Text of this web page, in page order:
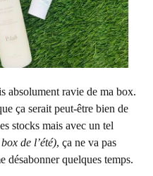
absolument ravie de ma box.
ça serait peut-être bien de
stocks mais avec un tel
de l’été), ça ne va pas
désabonner quelques temps.